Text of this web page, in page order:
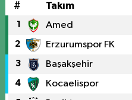
# Takım
1 Amed
2 Erzurumspor FK
3 Başakşehir
4 Kocaelispor